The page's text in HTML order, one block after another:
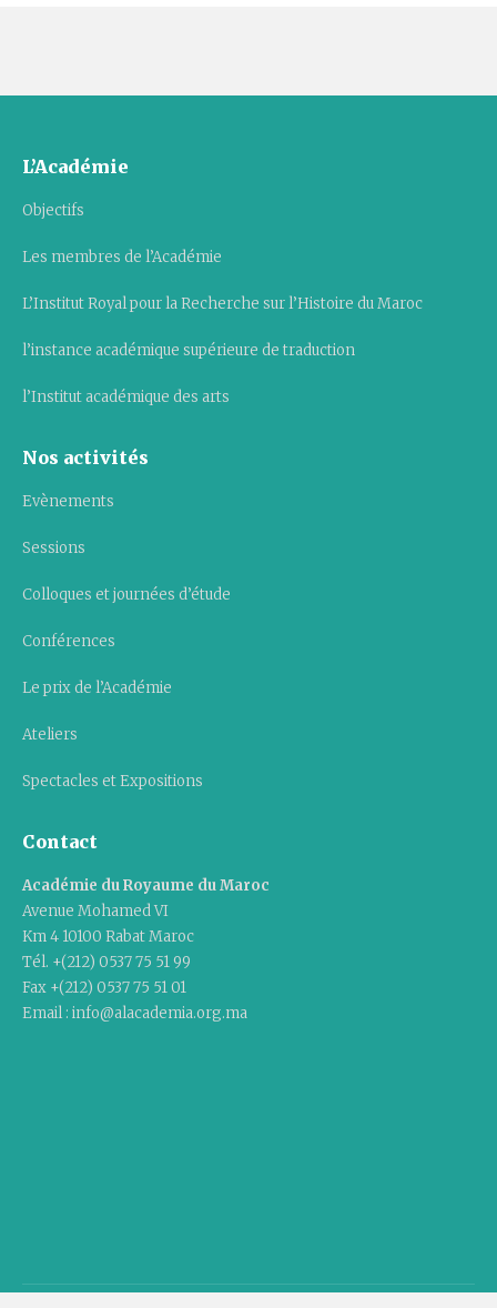
L’Académie
Objectifs
Les membres de l’Académie
L’Institut Royal pour la Recherche sur l’Histoire du Maroc
l’instance académique supérieure de traduction
l’Institut académique des arts
Nos activités
Evènements
Sessions
Colloques et journées d’étude
Conférences
Le prix de l’Académie
Ateliers
Spectacles et Expositions
Contact
Académie du Royaume du Maroc
Avenue Mohamed VI
Km 4 10100 Rabat Maroc
Tél. +(212) 0537 75 51 99
Fax +(212) 0537 75 51 01
Email : info@alacademia.org.ma